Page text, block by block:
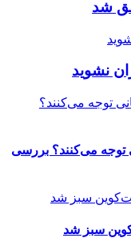
نشوید
توجه می‌کنند؟ بررسی
سبز شد